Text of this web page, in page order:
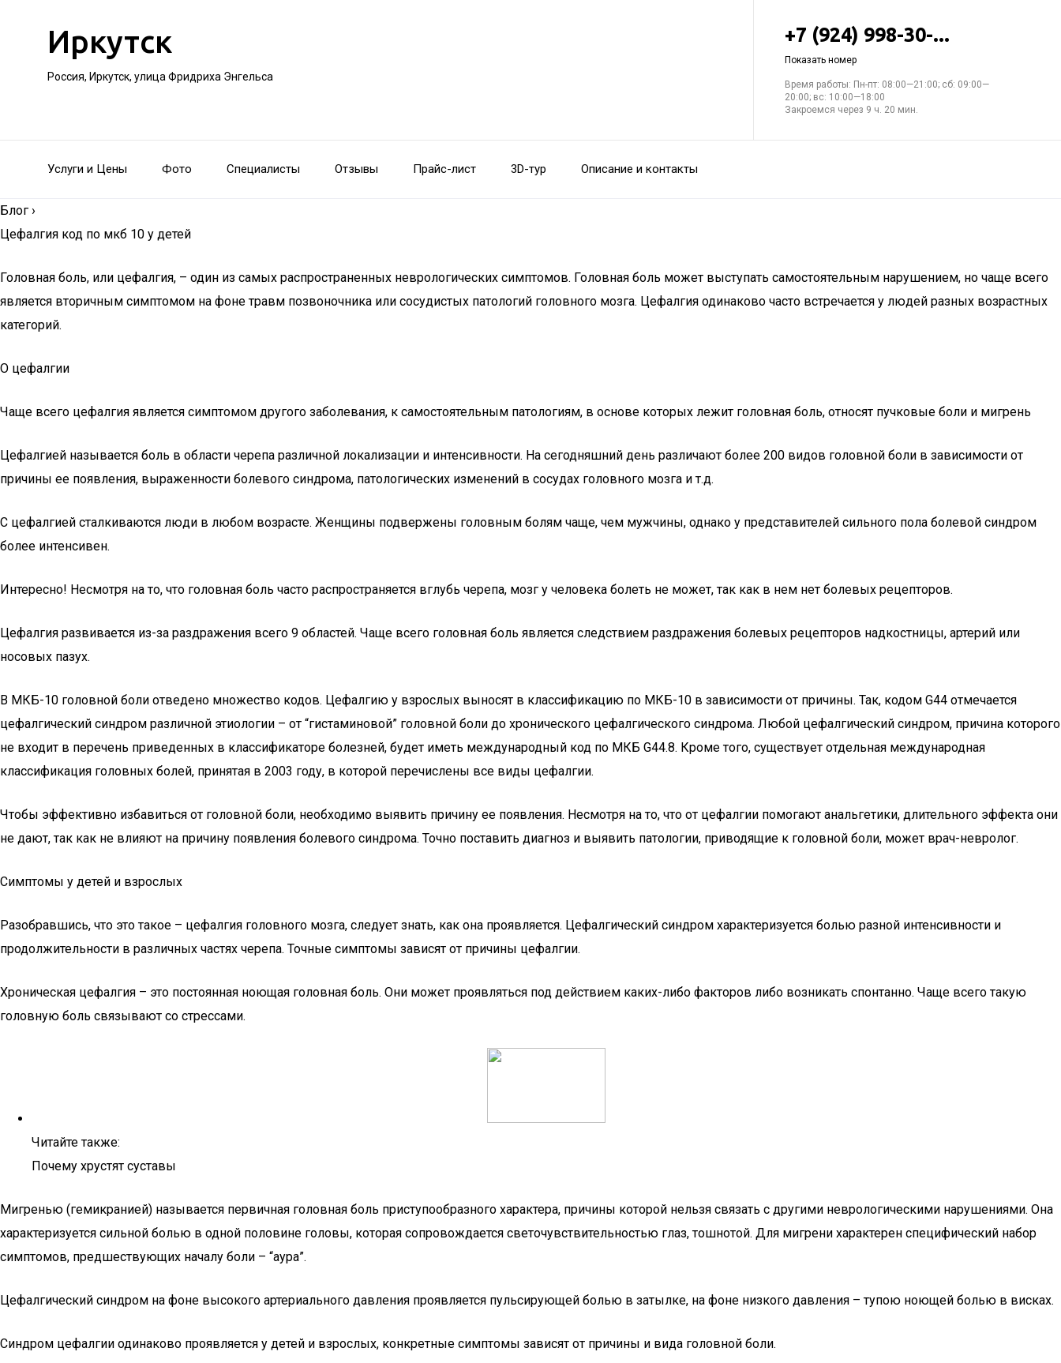
Иркутск
Россия, Иркутск, улица Фридриха Энгельса
+7 (924) 998-30-...
Показать номер
Время работы: Пн-пт: 08:00—21:00; сб: 09:00—
20:00; вс: 10:00—18:00
Закроемся через 9 ч. 20 мин.
Услуги и Цены Фото Специалисты Отзывы Прайс-лист 3D-тур Описание и контакты
Блог ›
Цефалгия код по мкб 10 у детей
Головная боль, или цефалгия, – один из самых распространенных неврологических симптомов. Головная боль может выступать самостоятельным нарушением, но чаще всего
является вторичным симптомом на фоне травм позвоночника или сосудистых патологий головного мозга. Цефалгия одинаково часто встречается у людей разных возрастных
категорий.
О цефалгии
Чаще всего цефалгия является симптомом другого заболевания, к самостоятельным патологиям, в основе которых лежит головная боль, относят пучковые боли и мигрень
Цефалгией называется боль в области черепа различной локализации и интенсивности. На сегодняшний день различают более 200 видов головной боли в зависимости от
причины ее появления, выраженности болевого синдрома, патологических изменений в сосудах головного мозга и т.д.
С цефалгией сталкиваются люди в любом возрасте. Женщины подвержены головным болям чаще, чем мужчины, однако у представителей сильного пола болевой синдром
более интенсивен.
Интересно! Несмотря на то, что головная боль часто распространяется вглубь черепа, мозг у человека болеть не может, так как в нем нет болевых рецепторов.
Цефалгия развивается из-за раздражения всего 9 областей. Чаще всего головная боль является следствием раздражения болевых рецепторов надкостницы, артерий или
носовых пазух.
В МКБ-10 головной боли отведено множество кодов. Цефалгию у взрослых выносят в классификацию по МКБ-10 в зависимости от причины. Так, кодом G44 отмечается
цефалгический синдром различной этиологии – от “гистаминовой” головной боли до хронического цефалгического синдрома. Любой цефалгический синдром, причина которого
не входит в перечень приведенных в классификаторе болезней, будет иметь международный код по МКБ G44.8. Кроме того, существует отдельная международная
классификация головных болей, принятая в 2003 году, в которой перечислены все виды цефалгии.
Чтобы эффективно избавиться от головной боли, необходимо выявить причину ее появления. Несмотря на то, что от цефалгии помогают анальгетики, длительного эффекта они
не дают, так как не влияют на причину появления болевого синдрома. Точно поставить диагноз и выявить патологии, приводящие к головной боли, может врач-невролог.
Симптомы у детей и взрослых
Разобравшись, что это такое – цефалгия головного мозга, следует знать, как она проявляется. Цефалгический синдром характеризуется болью разной интенсивности и
продолжительности в различных частях черепа. Точные симптомы зависят от причины цефалгии.
Хроническая цефалгия – это постоянная ноющая головная боль. Они может проявляться под действием каких-либо факторов либо возникать спонтанно. Чаще всего такую
головную боль связывают со стрессами.
Читайте также:
Почему хрустят суставы
Мигренью (гемикранией) называется первичная головная боль приступообразного характера, причины которой нельзя связать с другими неврологическими нарушениями. Она
характеризуется сильной болью в одной половине головы, которая сопровождается светочувствительностью глаз, тошнотой. Для мигрени характерен специфический набор
симптомов, предшествующих началу боли – “аура”.
Цефалгический синдром на фоне высокого артериального давления проявляется пульсирующей болью в затылке, на фоне низкого давления – тупою ноющей болью в висках.
Синдром цефалгии одинаково проявляется у детей и взрослых, конкретные симптомы зависят от причины и вида головной боли.